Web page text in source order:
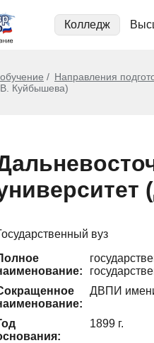
Колледж
Направления
Куйбышева)
вуз
ДВПИ
1899 г.